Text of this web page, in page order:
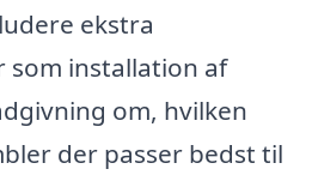
ekstra
som installation af
om, hvilken
der passer bedst til